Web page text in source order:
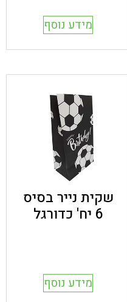
מידע נוסף
שקית נייר בסיס
6 יח' כדורגל
מידע נוסף